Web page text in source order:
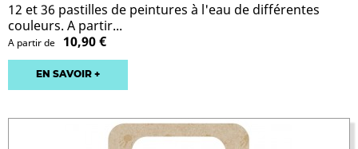
12 et 36 pastilles de peintures à l'eau de différentes
couleurs. A partir...
A partir de 10,90 €
EN SAVOIR +